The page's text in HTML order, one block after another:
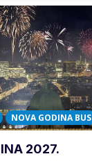
NOVA GODINA BUS
2027.